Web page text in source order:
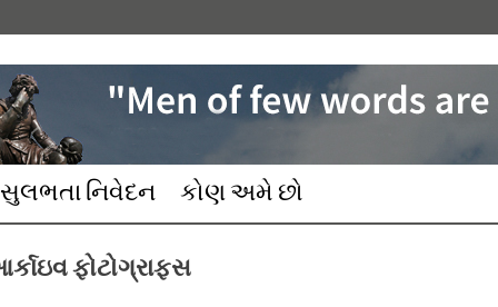
સુલભતા નિવેદન કોણ અમે છો
ફોટોગ્રાફ્સ